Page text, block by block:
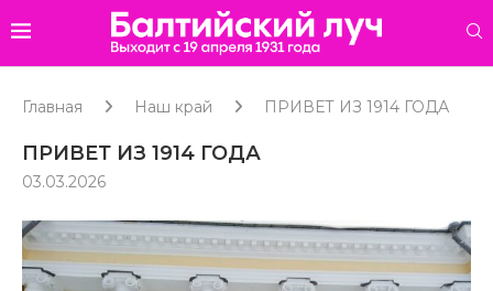
Главная Наш край ПРИВЕТ ИЗ 1914 ГОДА
ПРИВЕТ ИЗ 1914 ГОДА
03.03.2026